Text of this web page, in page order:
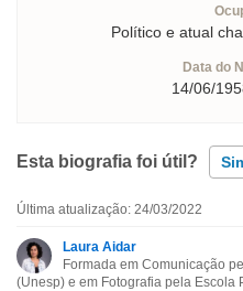
Político e atual
Data do
14/06/
Esta biografia foi útil?
Esta biografia não tem a
Última atualização: 24/03/2022
Laura Aidar
Formada em Comunicação
(Unesp) e em Fotografia pela Escola